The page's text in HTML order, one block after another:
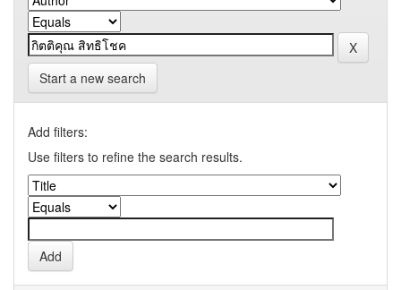
Start a new search
Add filters:
Use filters to refine the search results.